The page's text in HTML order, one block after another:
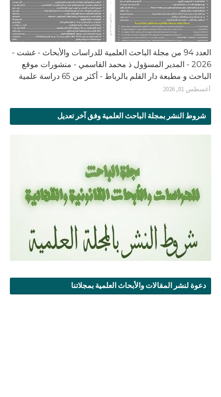
العدد 94 من مجلة الباحث العلمية للدراسات والأبحاث - غشت -
2026 - المدير المسؤول ذ محمد القاسمي - منشورات موقع
الباحث و مطبعة دار القلم بالرباط - أكثر من 65 دراسة علمية
أغسطس 01, 2026
شروط النشر بمجلة الباحث العلمية وفق آخر تعديل
دعوة لنشر المقالات والأبحاث العلمية بمجلاتنا